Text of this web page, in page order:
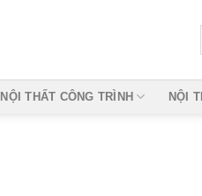
NỘI THẤT CÔNG TRÌNH NỘI